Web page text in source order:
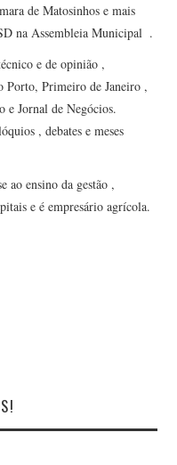
de Matosinhos e mais
na Assembleia Municipal .
e de opinião ,
Porto, Primeiro de Janeiro ,
e Jornal de Negócios.
, debates e meses
ao ensino da gestão ,
e é empresário agrícola.